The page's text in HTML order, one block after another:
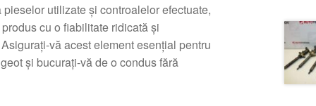
utilizate și controalelor efectuate,
cu o fiabilitate ridicată și
vă acest element esențial pentru
și bucuraţi-vă de o condus fără